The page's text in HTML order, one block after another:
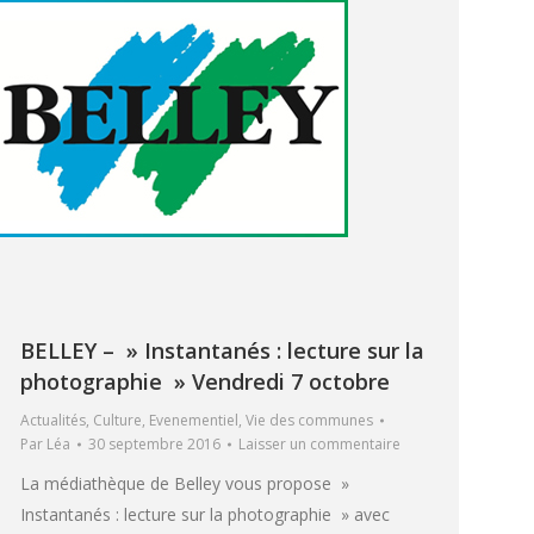
BELLEY – » Instantanés : lecture sur la
photographie » Vendredi 7 octobre
Actualités, Culture, Evenementiel, Vie des communes
Par Léa 30 septembre 2016 Laisser un commentaire
La médiathèque de Belley vous propose »
Instantanés : lecture sur la photographie » avec